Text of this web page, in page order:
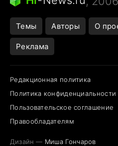
Города в ядерной войне
Темы Авторы О
Реклама
Редакционная политика
Политика конфиденциальности
Пользовательское соглашение
Правообладателям
Дизайн — Миша Гончаров